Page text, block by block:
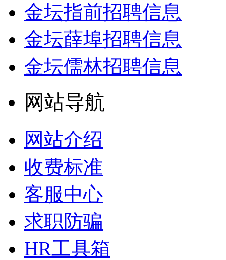
金坛指前招聘信息
金坛薛埠招聘信息
金坛儒林招聘信息
网站导航
网站介绍
收费标准
客服中心
求职防骗
HR工具箱